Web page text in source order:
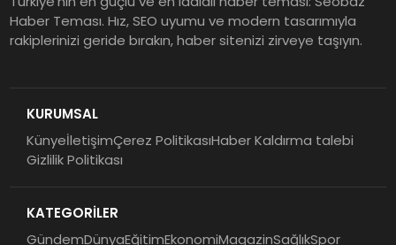
Haber Teması. Hız, SEO uyumu ve modern tasarımıyla
rakiplerinizi geride bırakın, haber sitenizi zirveye taşıyın.
KURUMSAL
KünyeİletişimÇerez PolitikasıHaber Kaldırma talebi
Gizlilik Politikası
KATEGORİLER
GündemDünyaEğitimEkonomiMagazinSağlıkSpor